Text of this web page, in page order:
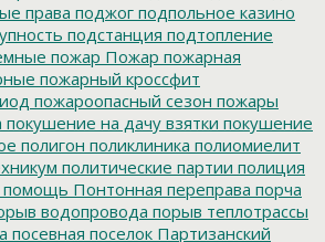
права поджог подпольное казино
подстанция подтопление
пожар Пожар пожарная
пожарный кроссфит
пожароопасный сезон пожары
покушение на дачу взятки покушение
полигон поликлиника полиомиелит
политические партии полиция
помощь Понтонная переправа порча
водопровода порыв теплотрассы
посевная поселок Партизанский